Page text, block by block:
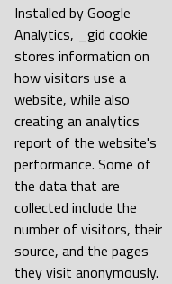
Installed by Google
Analytics, _gid cookie
stores information on
how visitors use a
website, while also
creating an analytics
report of the website's
performance. Some of
the data that are
collected include the
number of visitors, their
source, and the pages
they visit anonymously.